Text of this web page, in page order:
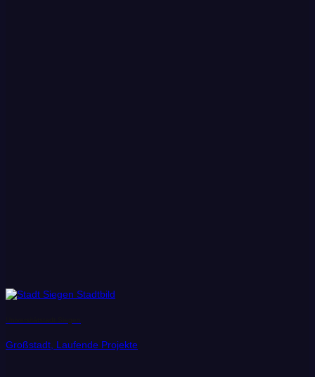
Großstadt, Laufende Projekte